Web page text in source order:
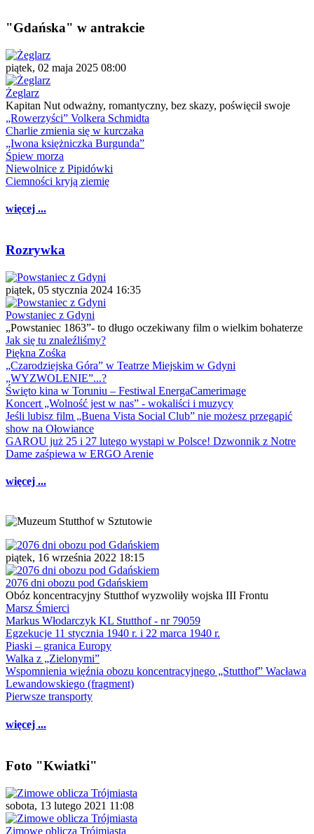
"Gdańska" w antrakcie
piątek, 02 maja 2025 08:00
Żeglarz
Kapitan Nut odważny, romantyczny, bez skazy, poświęcił swoje
„Rowerzyści” Volkera Schmidta
Charlie zmienia się w kurczaka
„Iwona księżniczka Burgunda”
Śpiew morza
Niewolnice z Pipidówki
Ciemności kryją ziemię
więcej ...
Rozrywka
piątek, 05 stycznia 2024 16:35
Powstaniec z Gdyni
„Powstaniec 1863”- to długo oczekiwany film o wielkim bohaterze
Jak się tu znaleźliśmy?
Piękna Zośka
„Czarodziejska Góra” w Teatrze Miejskim w Gdyni
„WYZWOLENIE”...?
Święto kina w Toruniu – Festiwal EnergaCamerimage
Koncert „Wolność jest w nas” - wokaliści i muzycy
Jeśli lubisz film „Buena Vista Social Club” nie możesz przegapić
show na Ołowiance
GAROU już 25 i 27 lutego wystąpi w Polsce! Dzwonnik z Notre
Dame zaśpiewa w ERGO Arenie
więcej ...
piątek, 16 września 2022 18:15
2076 dni obozu pod Gdańskiem
Obóz koncentracyjny Stutthof wyzwoliły wojska III Frontu
Marsz Śmierci
Markus Włodarczyk KL Stutthof - nr 79059
Egzekucje 11 stycznia 1940 r. i 22 marca 1940 r.
Piaski – granica Europy
Walka z „Zielonymi”
Wspomnienia więźnia obozu koncentracyjnego „Stutthof” Wacława
Lewandowskiego (fragment)
Pierwsze transporty
więcej ...
Foto "Kwiatki"
sobota, 13 lutego 2021 11:08
Zimowe oblicza Trójmiasta